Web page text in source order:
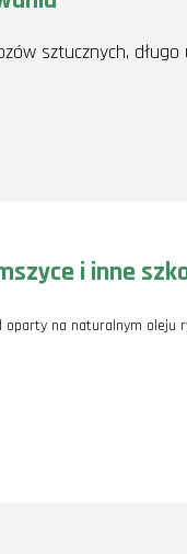
sztucznych, długo
i inne
na naturalnym oleju